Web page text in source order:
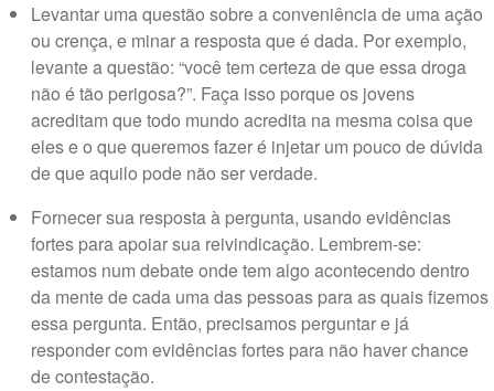
Levantar uma questão sobre a conveniência de uma ação
ou crença, e minar a resposta que é dada. Por exemplo,
levante a questão: “você tem certeza de que essa droga
não é tão perigosa?”. Faça isso porque os jovens
acreditam que todo mundo acredita na mesma coisa que
eles e o que queremos fazer é injetar um pouco de dúvida
de que aquilo pode não ser verdade.
Fornecer sua resposta à pergunta, usando evidências
fortes para apoiar sua reivindicação. Lembrem-se:
estamos num debate onde tem algo acontecendo dentro
da mente de cada uma das pessoas para as quais fizemos
essa pergunta. Então, precisamos perguntar e já
responder com evidências fortes para não haver chance
de contestação.